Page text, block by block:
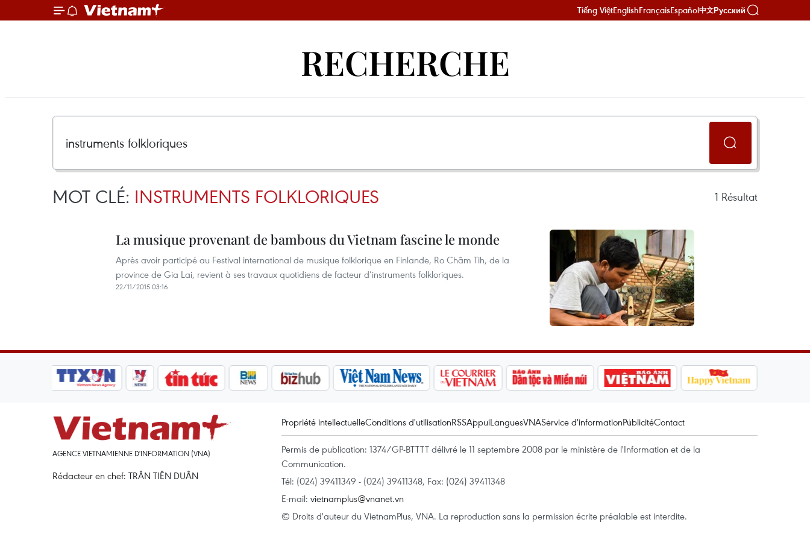
Tiếng ViệtEnglishFrançaisEspañol中文Русский
RECHERCHE
MOT CLÉ: INSTRUMENTS FOLKLORIQUES 1 Résultat
La musique provenant de bambous du Vietnam fascine le monde
Après avoir participé au Festival international de musique folklorique en Finlande, Ro Châm Tih, de la
province de Gia Lai, revient à ses travaux quotidiens de facteur d’instruments folkloriques.
22/11/2015 03:16
AGENCE VIETNAMIENNE D'INFORMATION (VNA)
Rédacteur en chef: TRÂN TIÊN DUÂN
Propriété intellectuelleConditions d'utilisationRSSAppuiLanguesVNAService d'informationPublicitéContact
Permis de publication: 1374/GP-BTTTT délivré le 11 septembre 2008 par le ministère de l'Information et de la
Communication.
Tél: (024) 39411349 - (024) 39411348, Fax: (024) 39411348
E-mail: vietnamplus@vnanet.vn
© Droits d'auteur du VietnamPlus, VNA. La reproduction sans la permission écrite préalable est interdite.